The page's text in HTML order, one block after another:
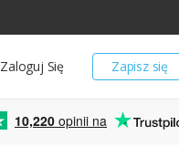
Zapisz się
Zaloguj Się
10,220 opinii na